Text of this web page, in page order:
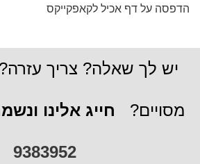
הדפסה על דף אכיל לקאפקייקס
יש לך שאלה? צריך
מסויים? חייג אלינו
9383952